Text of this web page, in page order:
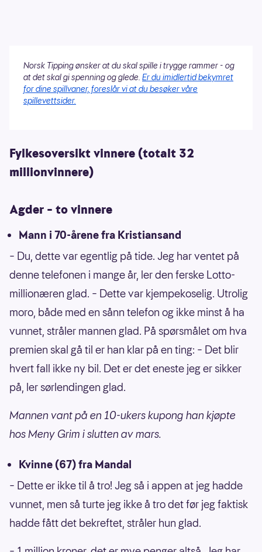
Norsk Tipping ønsker at du skal spille i trygge rammer - og
at det skal gi spenning og glede. Er du imidlertid bekymret
for dine spillvaner, foreslår vi at du besøker våre
spillevettsider.
Fylkesoversikt vinnere (totalt 32
millionvinnere)
Agder – to vinnere
Mann i 70-årene fra Kristiansand
– Du, dette var egentlig på tide. Jeg har ventet på
denne telefonen i mange år, ler den ferske Lotto-
millionæren glad. – Dette var kjempekoselig. Utrolig
moro, både med en sånn telefon og ikke minst å ha
vunnet, stråler mannen glad. På spørsmålet om hva
premien skal gå til er han klar på en ting: – Det blir
hvert fall ikke ny bil. Det er det eneste jeg er sikker
på, ler sørlendingen glad.
Mannen vant på en 10-ukers kupong han kjøpte
hos Meny Grim i slutten av mars.
Kvinne (67) fra Mandal
– Dette er ikke til å tro! Jeg så i appen at jeg hadde
vunnet, men så turte jeg ikke å tro det før jeg faktisk
hadde fått det bekreftet, stråler hun glad.